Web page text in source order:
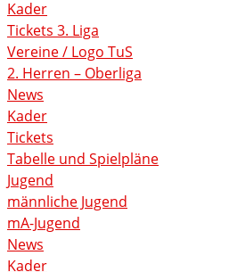
Kader
Tickets 3. Liga
Vereine / Logo TuS
2. Herren – Oberliga
News
Kader
Tickets
Tabelle und Spielpläne
Jugend
männliche Jugend
mA-Jugend
News
Kader